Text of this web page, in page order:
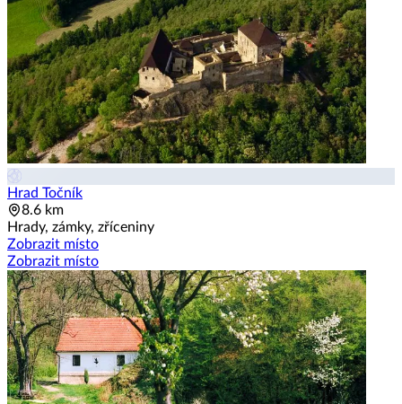
Hrad Točník
8.6 km
Hrady, zámky, zříceniny
Zobrazit místo
Zobrazit místo